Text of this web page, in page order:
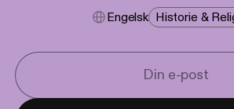
Engelsk Historie &